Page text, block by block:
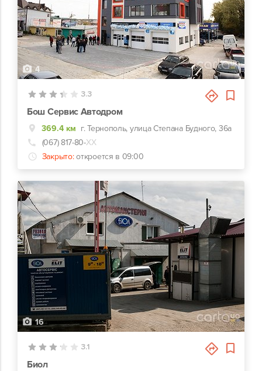
4
3.3
Бош Сервис Автодром
369.4 км г. Тернополь, улица Степана Будного, 36а
(067) 817-80-ХХ
Закрыто: откроется в 09:00
16
3.1
Биол